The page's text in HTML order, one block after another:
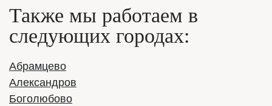
Также мы работаем в
следующих городах:
Абрамцево
Александров
Боголюбово